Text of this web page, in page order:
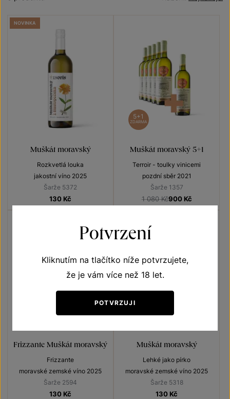
Muškát moravský
Rozkvetlá louka
jakostní víno 2025
Šarže 5372
130 Kč
NOVINKA
5+1
ZDARMA
Muškát moravský 5+1
Terroir - toulky vinicemi
pozdní sběr 2021
Šarže 1357
1 080 Kč900 Kč
Frizzante Muškát moravský
Frizzante
moravské zemské víno 2025
Šarže 2594
130 Kč
Muškát moravský
Lehké jako pírko
moravské zemské víno 2025
Šarže 5318
130 Kč
Potvrzení
Kliknutím na tlačítko níže potvrzujete,
že je vám více než 18 let.
POTVRZUJI